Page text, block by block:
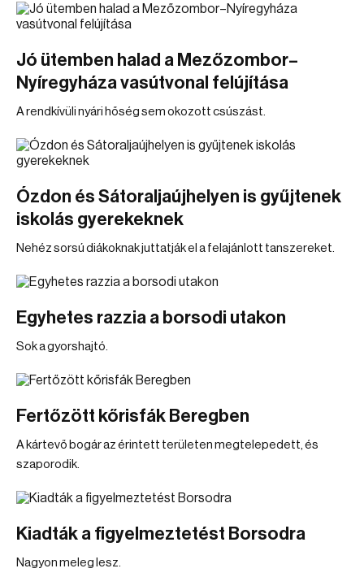
Jó ütemben halad a Mezőzombor–
Nyíregyháza vasútvonal felújítása
A rendkívüli nyári hőség sem okozott csúszást.
Ózdon és Sátoraljaújhelyen is gyűjtenek
iskolás gyerekeknek
Nehéz sorsú diákoknak juttatják el a felajánlott tanszereket.
Egyhetes razzia a borsodi utakon
Sok a gyorshajtó.
Fertőzött kőrisfák Beregben
A kártevő bogár az érintett területen megtelepedett, és
szaporodik.
Kiadták a figyelmeztetést Borsodra
Nagyon meleg lesz.